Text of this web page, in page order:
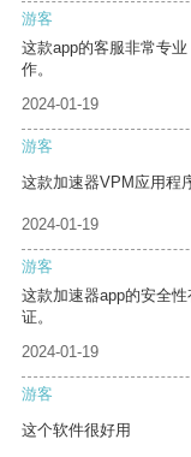
游客
这款app的客服非常专
作。
2024-01-19
游客
这款加速器VPM应用程
2024-01-19
游客
这款加速器app的安全
证。
2024-01-19
游客
这个软件很好用